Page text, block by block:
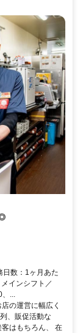
◎
日数：1ヶ月あた
インシフト／
...
の運営に幅広く
、販促活動な
はもちろん、 在